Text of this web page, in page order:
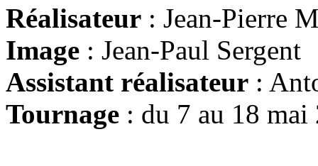
Réalisateur : Jean-Pierre
Image : Jean-Paul Sergent
Assistant réalisateur :
Tournage : du 7 au 18